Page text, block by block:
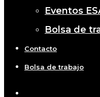
Eventos
Bolsa de
Contacto
Bolsa de trabajo